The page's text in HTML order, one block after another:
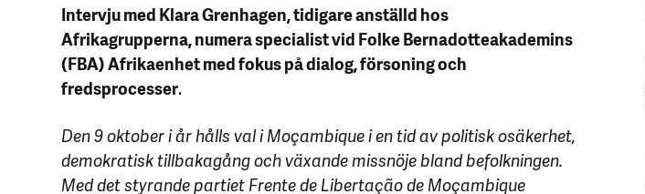
Intervju med Klara Grenhagen, tidigare anställd hos
Afrikagrupperna, numera specialist vid Folke Bernadotteakademins
(FBA) Afrikaenhet med fokus på dialog, försoning och
fredsprocesser.
Den 9 oktober i år hålls val i Moçambique i en tid av politisk osäkerhet,
demokratisk tillbakagång och växande missnöje bland befolkningen.
Med det styrande partiet Frente de Libertação de Moçambique